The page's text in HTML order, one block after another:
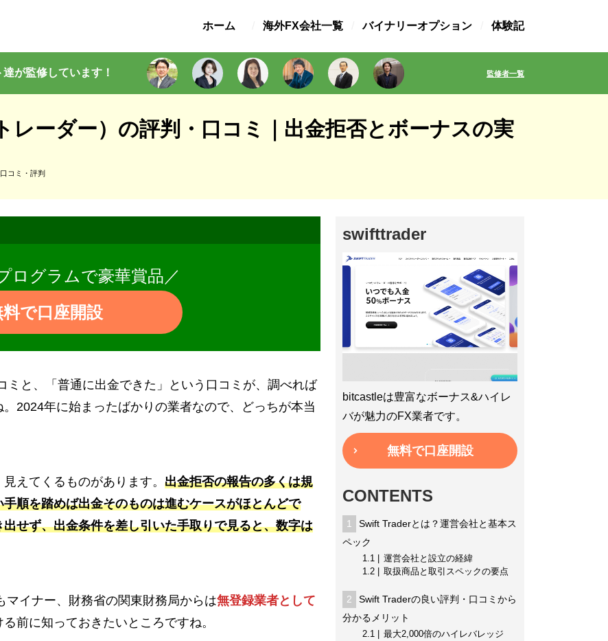
ホーム 海外FX会社一覧 バイナリーオプション 体験記
達が監修しています ！ 監修者一覧
ーダー）の評判・口コミ｜出金拒否とボーナスの実
口コミ・評判
ログラムで豪華賞品／
料で口座開設
ミと、「普通に出金できた」という口コミが、調べれば
2024年に始まったばかりの業者なので、どっちが本当
えてくるものがあります。 出金拒否の報告の多くは規
順を踏めば出金そのものは進むケースがほとんどで
せず、出金条件を差し引いた手取りで見ると、数字は
マイナー、財務省の関東財務局からは無登録業者として
前に知っておきたいところですね。
swifttrader
bitcastleは豊富なボーナス&ハイレ
バが魅力のFX業者です。
無料で口座開設
CONTENTS
1
Swift Traderとは？運営会社と基本ス
ペック
1.1
運営会社と設立の経緯
1.2
取扱商品と取引スペックの要点
2
Swift Traderの良い評判・口コミから
分かるメリット
2.1
最大2,000倍のハイレバレッジ